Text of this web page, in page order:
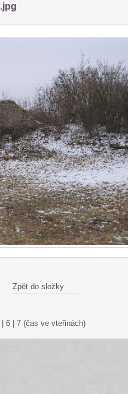
Zpět do složky
6 7 (čas ve vteřinách)